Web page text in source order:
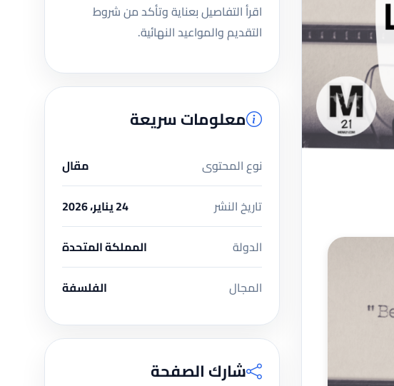
اقرأ التفاصيل بعناية وتأكد من شروط
التقديم والمواعيد النهائية.
معلومات سريعة
نوع المحتوى
مقال
تاريخ النشر
24 يناير، 2026
الدولة
المملكة المتحدة
المجال
الفلسفة
شارك الصفحة